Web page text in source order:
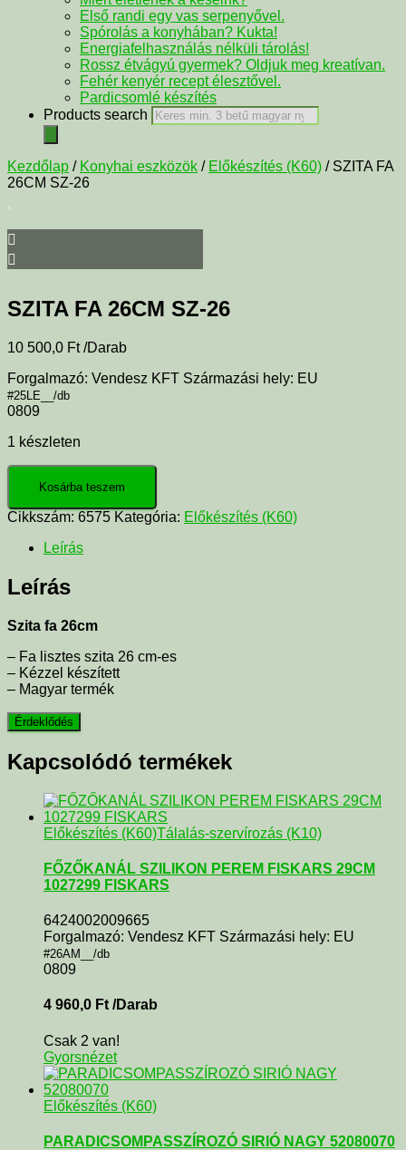
Első randi egy vas serpenyővel.
Spórolás a konyhában? Kukta!
Energiafelhasználás nélküli tárolás!
Rossz étvágyú gyermek? Oldjuk meg kreatívan.
Fehér kenyér recept élesztővel.
Pardicsomlé készítés
Products search
Kezdőlap / Konyhai eszközök / Előkészítés (K60) / SZITA FA
26CM SZ-26
SZITA FA 26CM SZ-26
10 500,0 Ft /Darab
Forgalmazó: Vendesz KFT Származási hely: EU
#25LE__/db
0809
1 készleten
Kosárba teszem
Cikkszám: 6575 Kategória: Előkészítés (K60)
Leírás
Leírás
Szita fa 26cm
– Fa lisztes szita 26 cm-es
– Kézzel készített
– Magyar termék
Kapcsolódó termékek
Előkészítés (K60)Tálalás-szervírozás (K10)
FŐZŐKANÁL SZILIKON PEREM FISKARS 29CM
1027299 FISKARS
6424002009665
Forgalmazó: Vendesz KFT Származási hely: EU
#26AM__/db
0809
4 960,0 Ft /Darab
Csak 2 van!
Gyorsnézet
Előkészítés (K60)
PARADICSOMPASSZÍROZÓ SIRIÓ NAGY 52080070